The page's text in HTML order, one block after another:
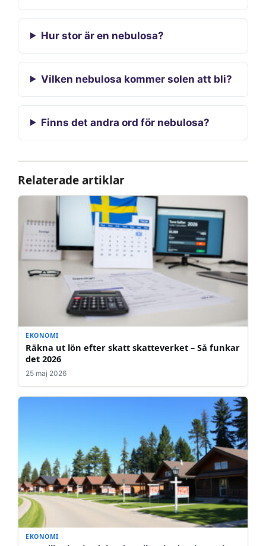
Hur stor är en nebulosa?
Vilken nebulosa kommer solen att bli?
Finns det andra ord för nebulosa?
Relaterade artiklar
EKONOMI
Räkna ut lön efter skatt skatteverket – Så funkar
det 2026
25 maj 2026
EKONOMI